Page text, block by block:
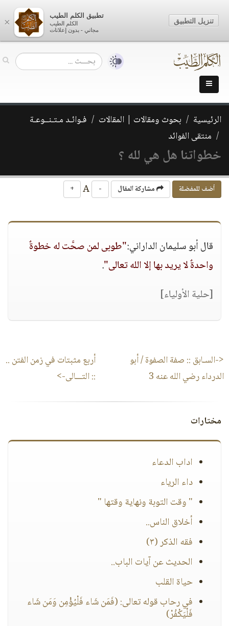
الرئيسية بحوث ومقالات | المقالات
فـوائـد مـتـنــوعـة
منتقى الفوائد
خطواتنا هل هي لله ؟
أضف للمفضلة مشاركة المقال -
+
قال أبو سليمان الداراني:"طوبى لمن صحَّت له خطوةٌ
واحدةٌ لا يريد بها إلا الله تعالى".
[حلية الأولياء]
<-السـابق :: صفة الصفوة / أبو
الدرداء رضي الله عنه 3
أربع مثبتات في زمن الفتن ..
:: التـــالى->
مختارات
اداب الدعاء
داء الرياء
" وقت التوبة ونهاية وقتها "
أخلاق الناس..
فقه الذكر (٣)
الحديث عن آيات الباب..
حياة القلب
في رحاب قوله تعالى: (فَمَن شَاء فَلْيُؤْمِن وَمَن شَاء
فَلْيَكْفُرْ)
×
تطبيق الكلم الطيب
الكلم الطيب
مجاني - بدون إعلانات
تنزيل التطبيق